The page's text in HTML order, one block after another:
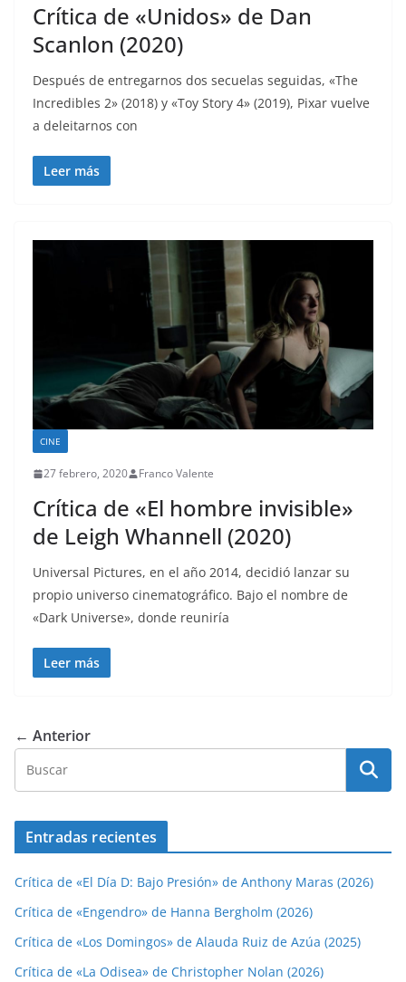
Crítica de «Unidos» de Dan
Scanlon (2020)
Después de entregarnos dos secuelas seguidas, «The
Incredibles 2» (2018) y «Toy Story 4» (2019), Pixar vuelve
a deleitarnos con
Leer más
CINE
27 febrero, 2020 Franco Valente
Crítica de «El hombre invisible»
de Leigh Whannell (2020)
Universal Pictures, en el año 2014, decidió lanzar su
propio universo cinematográfico. Bajo el nombre de
«Dark Universe», donde reuniría
Leer más
← Anterior
Entradas recientes
Crítica de «El Día D: Bajo Presión» de Anthony Maras (2026)
Crítica de «Engendro» de Hanna Bergholm (2026)
Crítica de «Los Domingos» de Alauda Ruiz de Azúa (2025)
Crítica de «La Odisea» de Christopher Nolan (2026)